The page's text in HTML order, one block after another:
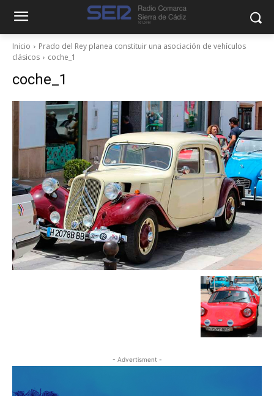
Inicio
Prado del Rey planea constituir una asociación de vehículos
clásicos
coche_1
coche_1
- Advertisment -